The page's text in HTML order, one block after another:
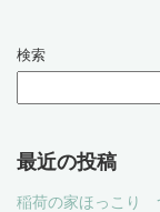
検索
最近の投稿
稲荷の家ほっこり